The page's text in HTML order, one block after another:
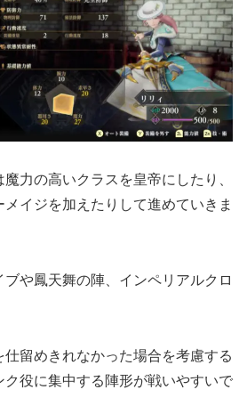
力の高いクラスを皇帝にしたり、
イジを加えたりして進めていきま
や鳳天舞の陣、インペリアルクロ
留めきれなかった場合を考慮する
ク役に集中する陣形が戦いやすいで